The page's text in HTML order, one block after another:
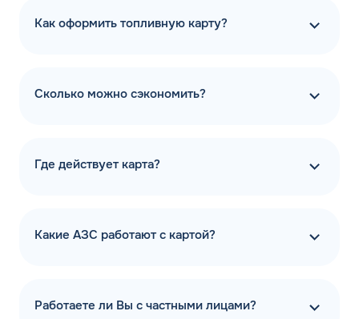
Как оформить топливную карту?
Сколько можно сэкономить?
Где действует карта?
Какие АЗС работают с картой?
Работаете ли Вы с частными лицами?